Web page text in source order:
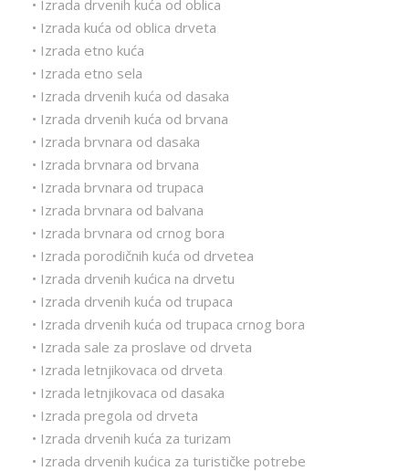
• Izrada drvenih kuća od oblica
• Izrada kuća od oblica drveta
• Izrada etno kuća
• Izrada etno sela
• Izrada drvenih kuća od dasaka
• Izrada drvenih kuća od brvana
• Izrada brvnara od dasaka
• Izrada brvnara od brvana
• Izrada brvnara od trupaca
• Izrada brvnara od balvana
• Izrada brvnara od crnog bora
• Izrada porodičnih kuća od drvetea
• Izrada drvenih kućica na drvetu
• Izrada drvenih kuća od trupaca
• Izrada drvenih kuća od trupaca crnog bora
• Izrada sale za proslave od drveta
• Izrada letnjikovaca od drveta
• Izrada letnjikovaca od dasaka
• Izrada pregola od drveta
• Izrada drvenih kuća za turizam
• Izrada drvenih kućica za turističke potrebe